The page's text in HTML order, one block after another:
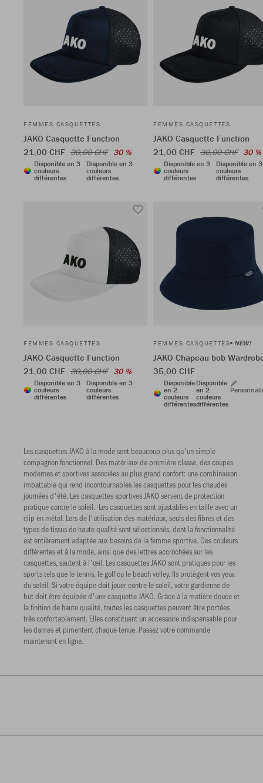
FEMMES CASQUETTES
JAKO Casquette Function
21,00 CHF 30,00 CHF 30 %
Disponible en 3
couleurs
différentes
Disponible en 3
couleurs
différentes
FEMMES CASQUETTES
JAKO Casquette Function
21,00 CHF 30,00 CHF 30 %
Disponible en 3
couleurs
différentes
Disponible en 3
couleurs
différentes
FEMMES CASQUETTES
JAKO Casquette Function
21,00 CHF 30,00 CHF 30 %
Disponible en 3
couleurs
différentes
Disponible en 3
couleurs
différentes
FEMMES CASQUETTES NEW!
JAKO Chapeau bob
35,00 CHF
Disponible
en 2
couleurs
différentes
Disponible
en 2
couleurs
différentes
Les casquettes JAKO à la mode sont beaucoup plus qu'un simple
compagnon fonctionnel. Des matériaux de première classe, des coupes
modernes et sportives associées au plus grand confort: une combinaison
imbattable qui rend incontournables les casquettes pour les chaudes
journées d'été. Les casquettes sportives JAKO servent de protection
pratique contre le soleil. Les casquettes sont ajustables en taille avec un
clip en métal. Lors de l'utilisation des matériaux, seuls des fibres et des
types de tissus de haute qualité sont sélectionnés, dont la fonctionnalité
est entièrement adaptée aux besoins de la femme sportive. Des couleurs
différentes et à la mode, ainsi que des lettres accrochées sur les
casquettes, sautent à l'œil. Les casquettes JAKO sont pratiques pour les
sports tels que le tennis, le golf ou le beach volley. Ils protègent vos yeux
du soleil. Si votre équipe doit jouer contre le soleil, votre gardienne de
but doit être équipée d'une casquette JAKO. Grâce à la matière douce et
la finition de haute qualité, toutes les casquettes peuvent être portées
très confortablement. Elles constituent un accessoire indispensable pour
les dames et pimentent chaque tenue. Passez votre commande
maintenant en ligne.